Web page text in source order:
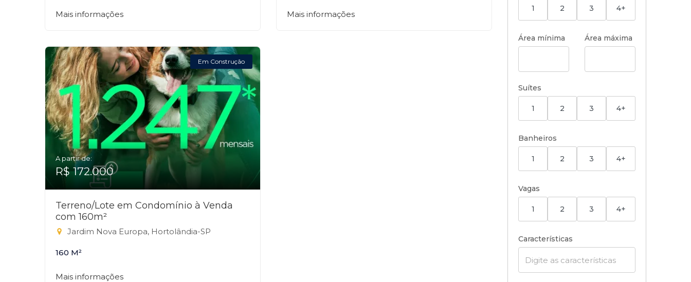
Mais informações Mais informações
Em Construção
A partir de:
R$ 172.000
Terreno/Lote em Condomínio à Venda
com 160m²
Jardim Nova Europa, Hortolândia-SP
160 M²
Mais informações
1 2 3 4+
Área mínima Área máxima
Suítes
1 2 3 4+
Banheiros
1 2 3 4+
Vagas
1 2 3 4+
Características